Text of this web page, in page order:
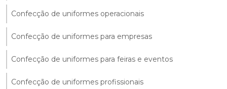
Confecção de uniformes operacionais
Confecção de uniformes para empresas
Confecção de uniformes para feiras e eventos
Confecção de uniformes profissionais